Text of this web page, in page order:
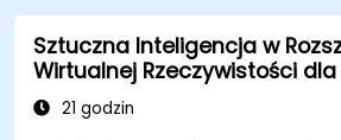
Sztuczna Inteligencja w
Wirtualnej Rzeczywistości
Przemysłowych
21 godzin